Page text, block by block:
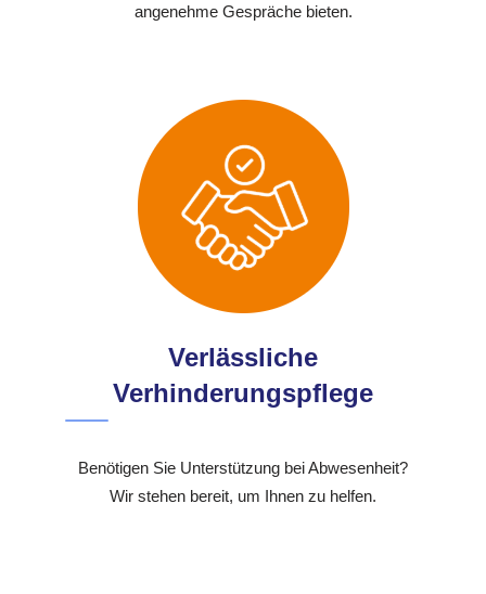
angenehme Gespräche bieten.
Verlässliche
Verhinderungspflege
Benötigen Sie Unterstützung bei Abwesenheit?
Wir stehen bereit, um Ihnen zu helfen.